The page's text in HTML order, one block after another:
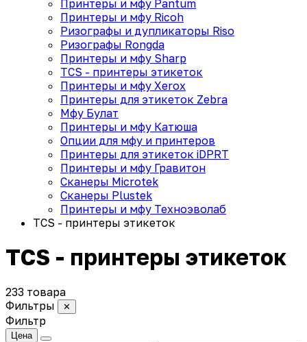
Принтеры и мфу Pantum
Принтеры и мфу Ricoh
Ризографы и дупликаторы Riso
Ризографы Rongda
Принтеры и мфу Sharp
TCS - принтеры этикеток
Принтеры и мфу Xerox
Принтеры для этикеток Zebra
Мфу Булат
Принтеры и мфу Катюша
Опции для мфу и принтеров
Принтеры для этикеток iDPRT
Принтеры и мфу Гравитон
Сканеры Microtek
Сканеры Plustek
Принтеры и мфу Техноэволаб
TCS - принтеры этикеток
TCS - принтеры этикеток
233 товара
Фильтры
✕
Фильтр
Цена